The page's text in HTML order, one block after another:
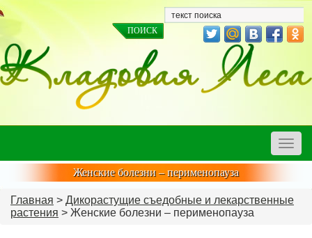
Toggle
Женские болезни – перименопауза
Главная > Дикорастущие съедобные и лекарственные
растения > Женские болезни – перименопауза